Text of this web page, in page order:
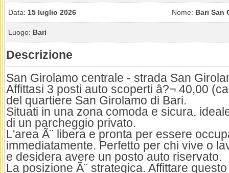
Data: 15 luglio 2026 Nome: Bari San
Luogo: Bari
Descrizione
San Girolamo centrale - strada San
Affittasi 3 posti auto scoperti â?¬ 40,00
del quartiere San Girolamo di Bari.
Situati in una zona comoda e sicura,
di un parcheggio privato.
L'area Ã¨ libera e pronta per essere
immediatamente. Perfetto per chi vive o
e desidera avere un posto auto riservato.
La posizione Ã¨ strategica. Affittare